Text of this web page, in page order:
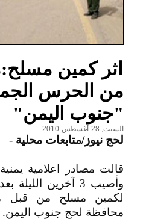
من الحرس
"جنوب اليمن"
السبت, 28-أغسطس-2010
لحج نيوز/متابعات محلية -
قالت مصادر اعلامية
وأصيب 3 آخرين
لكمين مسلح من قبل
محافظة لحج جنوب اليمن.